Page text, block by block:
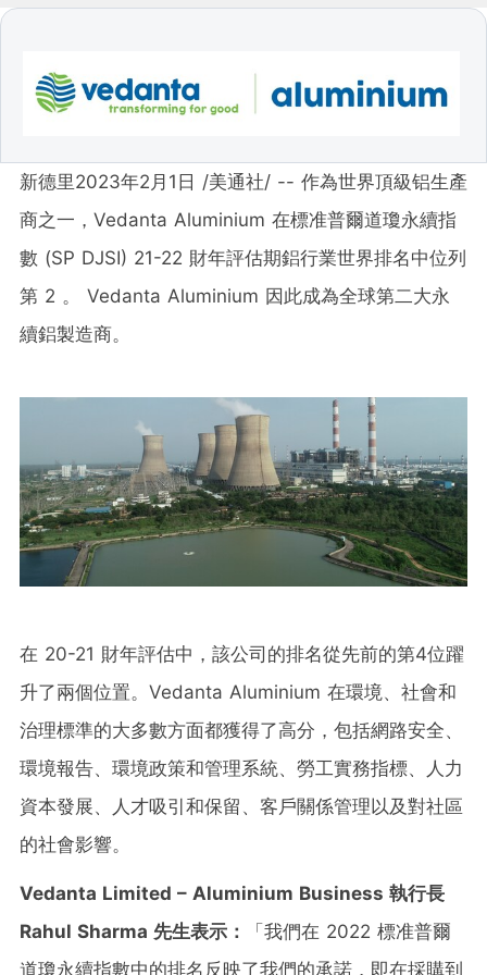
新德里2023年2月1日 /美通社/ -- 作為世界頂級铝生產
商之一，Vedanta Aluminium 在標准普爾道瓊永續指
數 (SP DJSI) 21-22 財年評估期鋁行業世界排名中位列
第 2 。 Vedanta Aluminium 因此成為全球第二大永
續鋁製造商。
在 20-21 財年評估中，該公司的排名從先前的第4位躍
升了兩個位置。Vedanta Aluminium 在環境、社會和
治理標準的大多數方面都獲得了高分，包括網路安全、
環境報告、環境政策和管理系統、勞工實務指標、人力
資本發展、人才吸引和保留、客戶關係管理以及對社區
的社會影響。
Vedanta Limited – Aluminium Business 執行長
Rahul Sharma 先生表示：
「我們在 2022 標准普爾
道瓊永續指數中的排名反映了我們的承諾，即在採購到